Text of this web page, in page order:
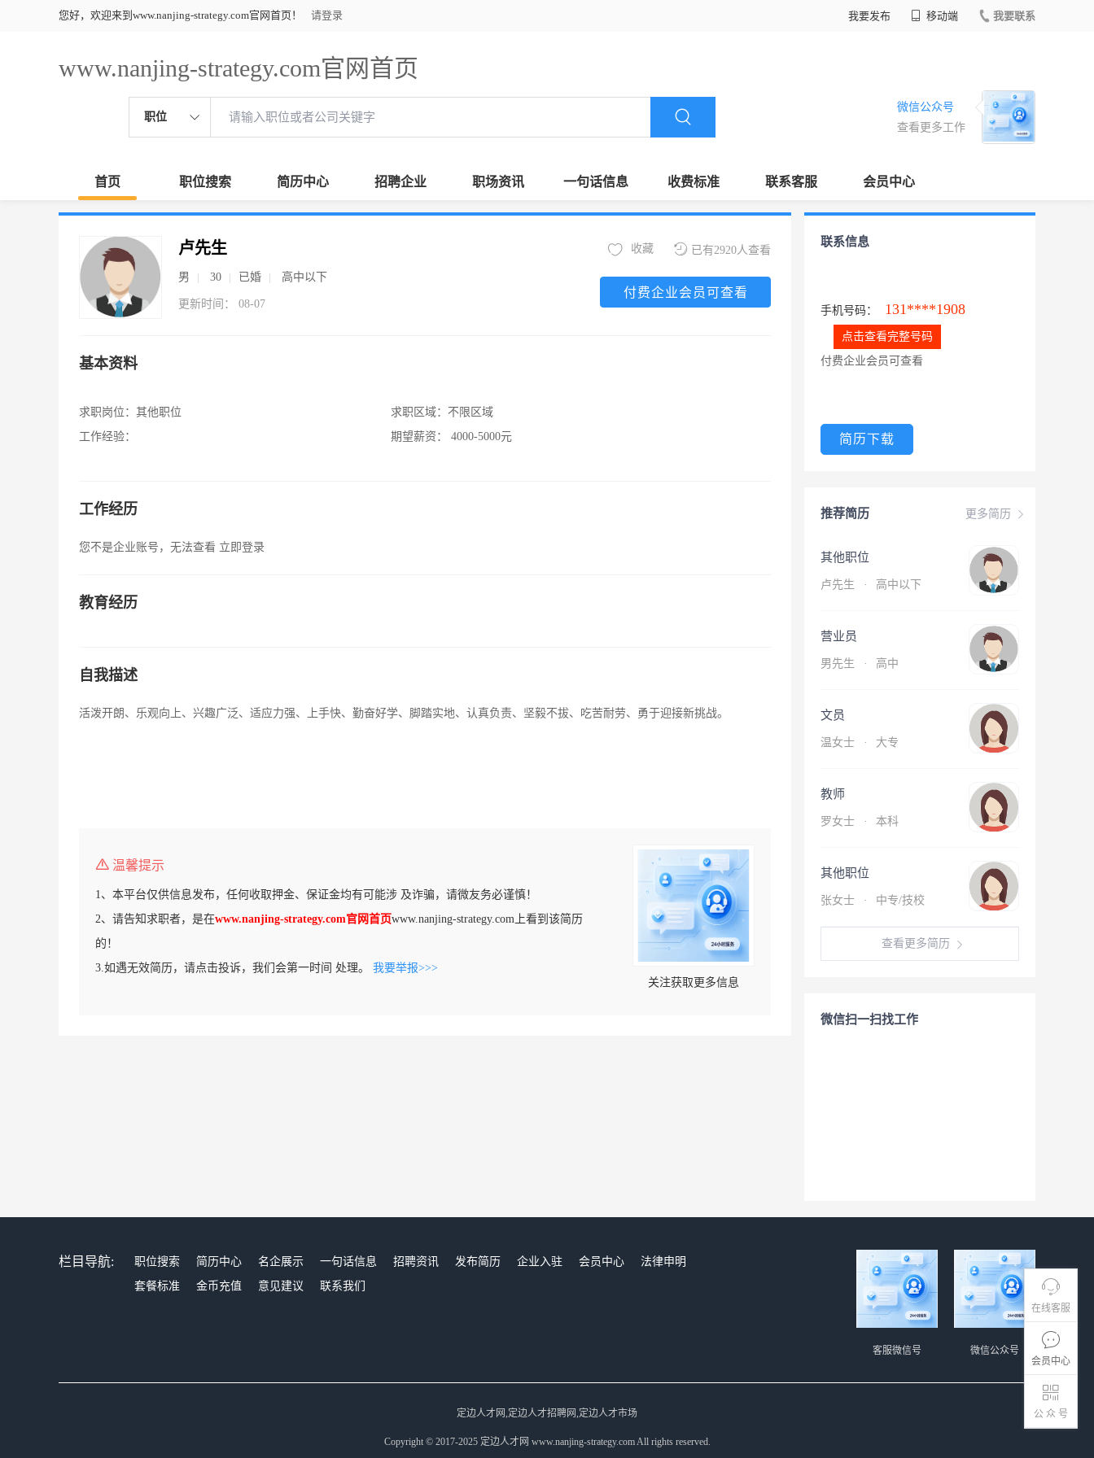
您好，欢迎来到www.nanjing-strategy.com官网首页！ 请登录 我要发布 移动端 我要联系
www.nanjing-strategy.com官网首页
职位
微信公众号
查看更多工作
首页 职位搜索 简历中心 招聘企业 职场资讯 一句话信息 收费标准 联系客服 会员中心
在线客服
会员中心
公 众 号
卢先生
男 30 已婚 高中以下
更新时间： 08-07
已有2920人查看
收藏
付费企业会员可查看
基本资料
求职岗位： 其他职位
工作经验：
求职区域： 不限区域
期望薪资：
4000-5000元
工作经历
您不是企业账号，无法查看 立即登录
教育经历
自我描述
活泼开朗、乐观向上、兴趣广泛、适应力强、上手快、勤奋好学、脚踏实地、认真负责、坚毅不拔、吃苦耐劳、勇于迎接新挑战。
温馨提示
1、本平台仅供信息发布，任何收取押金、保证金均有可能涉 及诈骗，请微友务必谨慎！
2、请告知求职者，是在www.nanjing-strategy.com官网首页www.nanjing-strategy.com上看到该简历
的！
3.如遇无效简历，请点击投诉，我们会第一时间 处理。 我要举报>>>
关注获取更多信息
联系信息
手机号码： 131****1908
点击查看完整号码
付费企业会员可查看
简历下载
更多简历
推荐简历
其他职位
卢先生 · 高中以下
营业员
男先生 · 高中
文员
温女士 · 大专
教师
罗女士 · 本科
其他职位
张女士 · 中专/技校
查看更多简历
微信扫一扫找工作
栏目导航: 职位搜索 简历中心 名企展示 一句话信息 招聘资讯 发布简历 企业入驻 会员中心
法律申明
套餐标准
金币充值 意见建议 联系我们
微信公众号
客服微信号
定边人才网,定边人才招聘网,定边人才市场
Copyright © 2017-2025 定边人才网 www.nanjing-strategy.com All rights reserved.